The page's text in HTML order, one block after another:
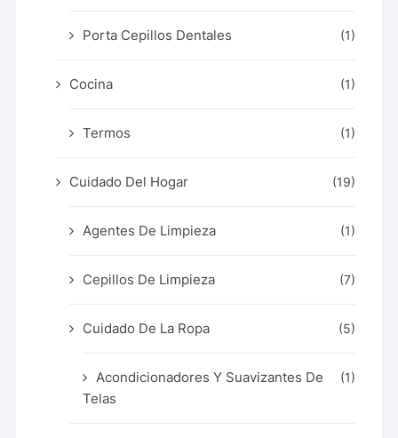
Porta Cepillos Dentales (1)
Cocina (1)
Termos (1)
Cuidado Del Hogar (19)
Agentes De Limpieza (1)
Cepillos De Limpieza (7)
Cuidado De La Ropa (5)
Acondicionadores Y Suavizantes De
Telas
(1)